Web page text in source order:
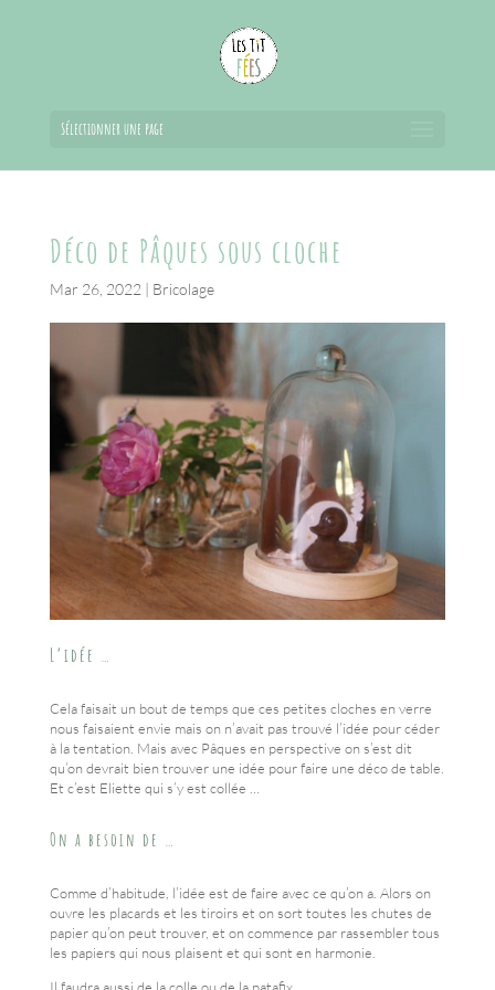
Sélectionner une page
Déco de Pâques sous cloche
Mar 26, 2022 | Bricolage
L’idée …
Cela faisait un bout de temps que ces petites cloches en verre
nous faisaient envie mais on n’avait pas trouvé l’idée pour céder
à la tentation. Mais avec Pâques en perspective on s’est dit
qu’on devrait bien trouver une idée pour faire une déco de table.
Et c’est Eliette qui s’y est collée …
On a besoin de …
Comme d’habitude, l’idée est de faire avec ce qu’on a. Alors on
ouvre les placards et les tiroirs et on sort toutes les chutes de
papier qu’on peut trouver, et on commence par rassembler tous
les papiers qui nous plaisent et qui sont en harmonie.
Il faudra aussi de la colle ou de la patafix.